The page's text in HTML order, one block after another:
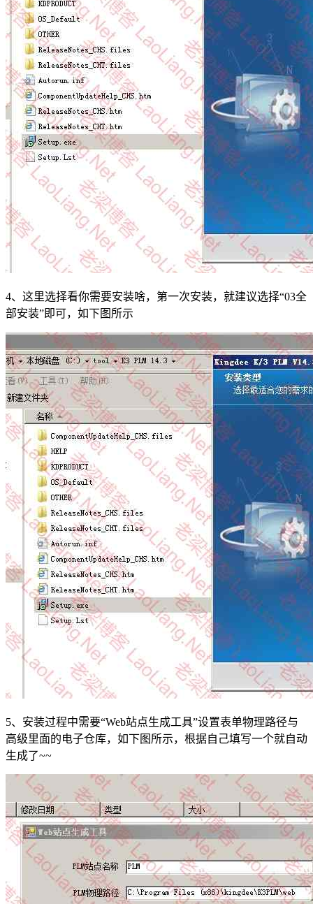
4、这里选择看你需要安装啥，第一次安装，就建议选择“03全
部安装”即可，如下图所示
5、安装过程中需要“Web站点生成工具”设置表单物理路径与
高级里面的电子仓库，如下图所示，根据自己填写一个就自动
生成了~~